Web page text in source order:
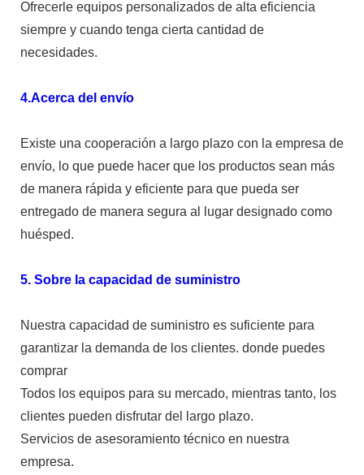
Ofrecerle equipos personalizados de alta eficiencia
siempre y cuando tenga cierta cantidad de
necesidades.
4.Acerca del envío
Existe una cooperación a largo plazo con la empresa de
envío, lo que puede hacer que los productos sean más
de manera rápida y eficiente para que pueda ser
entregado de manera segura al lugar designado como
huésped.
5. Sobre la capacidad de suministro
Nuestra capacidad de suministro es suficiente para
garantizar la demanda de los clientes. donde puedes
comprar
Todos los equipos para su mercado, mientras tanto, los
clientes pueden disfrutar del largo plazo.
Servicios de asesoramiento técnico en nuestra
empresa.